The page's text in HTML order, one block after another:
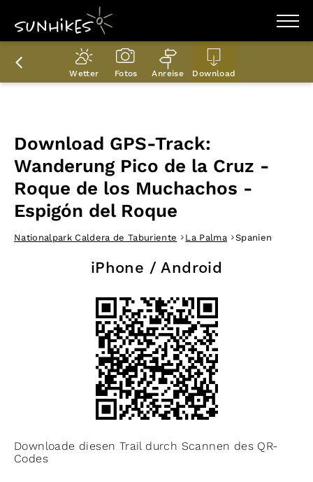
WANDERZIELE
WANDERUNGEN
ENTDECKEN
Wetter Fotos Anreise Download
Download GPS-Track:
Wanderung Pico de la Cruz -
Roque de los Muchachos -
Espigón del Roque
Nationalpark Caldera de Taburiente La Palma Spanien
iPhone / Android
Downloade diesen Trail durch Scannen des QR-
Codes